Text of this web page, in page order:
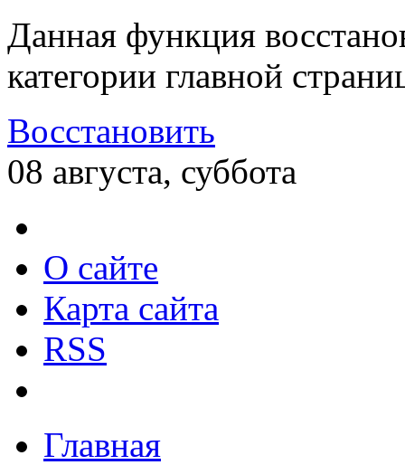
Данная функция
категории главной
Восстановить
08 августа, суббота
О сайте
Карта сайта
RSS
Главная